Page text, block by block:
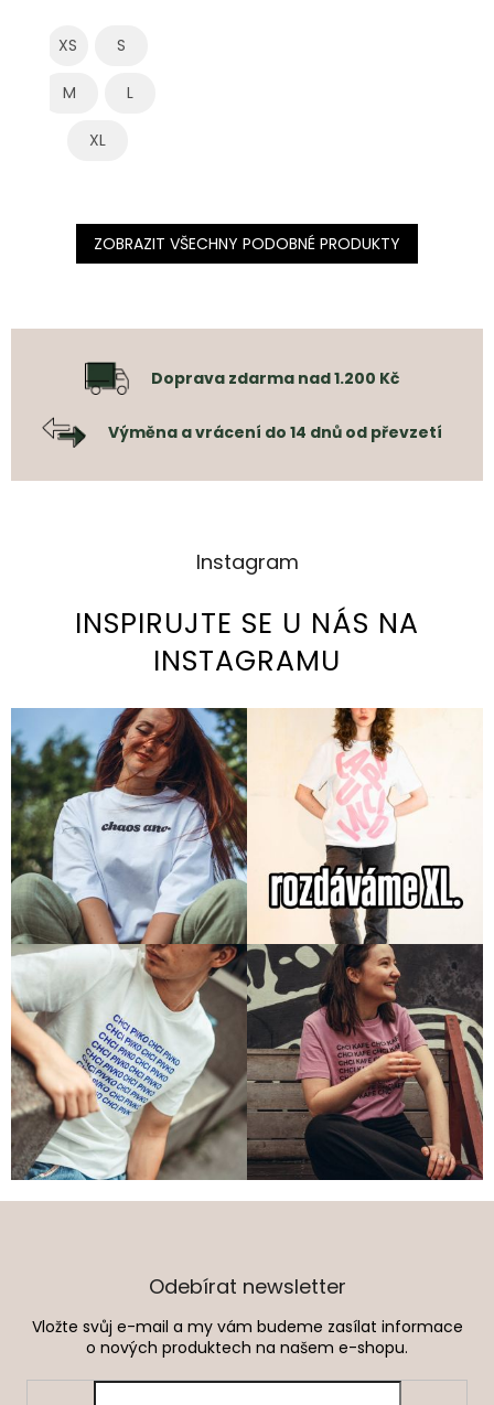
XS S
M L
XL
ZOBRAZIT VŠECHNY PODOBNÉ PRODUKTY
Doprava zdarma nad 1.200 Kč
Výměna a vrácení do 14 dnů od převzetí
Instagram
INSPIRUJTE SE U NÁS NA
INSTAGRAMU
Z
Odebírat newsletter
Vložte svůj e-mail a my vám budeme zasílat informace
o nových produktech na našem e-shopu.